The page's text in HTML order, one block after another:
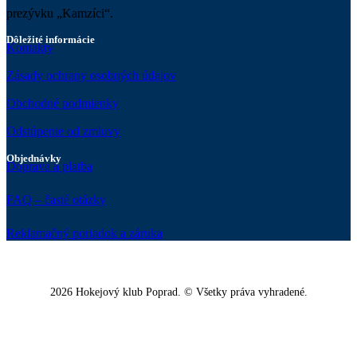
prezývku „Kamzíci“.
Dôležité informácie
Kontakty
Zásady ochrany osobných údajov
Obchodné podmienky
Odstúpenie od zmluvy
Objednávky
Doprava a platba
FAQ – časté otázky
Reklamačný poriadok a záruka
2026 Hokejový klub Poprad. © Všetky práva vyhradené.